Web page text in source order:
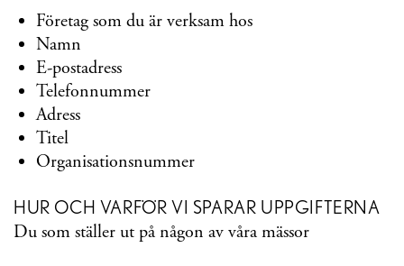
Företag som du är verksam hos
Namn
E-postadress
Telefonnummer
Adress
Titel
Organisationsnummer
HUR OCH VARFÖR VI SPARAR UPPGIFTERNA
Du som ställer ut på någon av våra mässor